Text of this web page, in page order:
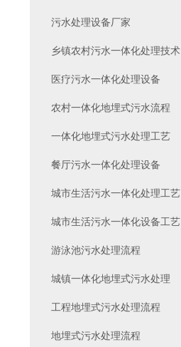
污水处理设备厂家
乡镇农村污水一体化处理技术
医疗污水一体化处理设备
农村一体化地埋式污水流程
一体化地埋式污水处理工艺
餐厅污水一体化处理设备
城市生活污水一体化处理工艺
城市生活污水一体化设备工艺
游泳池污水处理流程
城镇一体化地埋式污水处理
工程地埋式污水处理流程
地埋式污水处理流程